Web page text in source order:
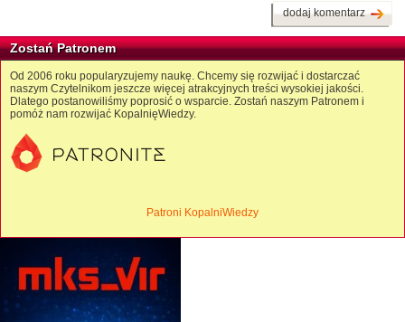
dodaj komentarz
Zostań Patronem
Od 2006 roku popularyzujemy naukę. Chcemy się rozwijać i dostarczać
naszym Czytelnikom jeszcze więcej atrakcyjnych treści wysokiej jakości.
Dlatego postanowiliśmy poprosić o wsparcie. Zostań naszym Patronem i
pomóż nam rozwijać KopalnięWiedzy.
Patroni KopalniWiedzy